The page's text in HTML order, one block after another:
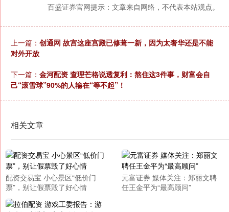
百盛证券官网提示：文章来自网络，不代表本站观点。
上一篇： 创通网 故宫这座宫殿已修葺一新，因为太奢华还是不能
对外开放
下一篇： 金河配资 查理芒格说透复利：熬住这3件事，财富会自
己“滚雪球”90%的人输在“等不起”！
相关文章
配资交易宝 小心景区“低价门
票”，别让假票毁了好心情
元富证券 媒体关注：郑丽文聘
任王金平为“最高顾问”